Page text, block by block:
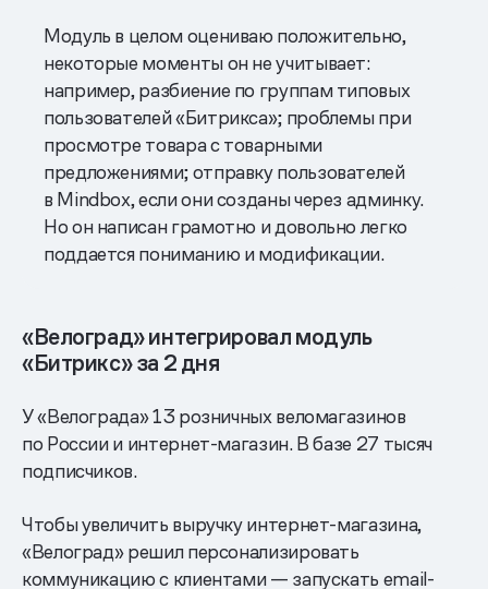
Модуль в целом оцениваю положительно,
некоторые моменты он не учитывает:
например, разбиение по группам типовых
пользователей «Битрикса»; проблемы при
просмотре товара с товарными
предложениями; отправку пользователей
в Mindbox, если они созданы через админку.
Но он написан грамотно и довольно легко
поддается пониманию и модификации.
«Велоград» интегрировал модуль
«Битрикс» за 2 дня
У «Велограда» 13 розничных веломагазинов
по России и интернет-магазин. В базе 27 тысяч
подписчиков.
Чтобы увеличить выручку интернет-магазина,
«Велоград» решил персонализировать
коммуникацию с клиентами — запускать email-